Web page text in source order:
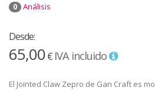
0 Análisis
Desde:
65,00€ IVA incluido
El Jointed Claw Zepro de Gan Craft es